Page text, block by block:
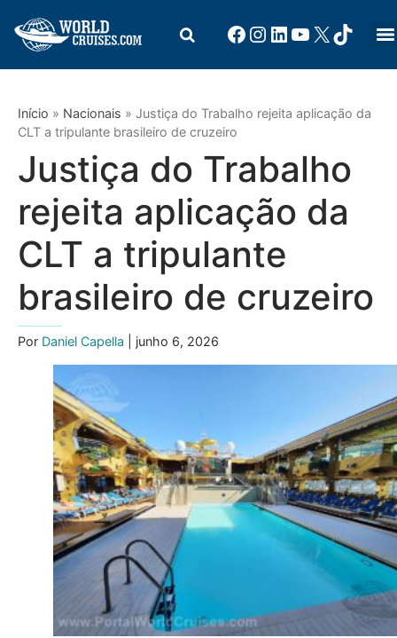
Início » Nacionais » Justiça do Trabalho rejeita aplicação da
CLT a tripulante brasileiro de cruzeiro
Justiça do Trabalho
rejeita aplicação da
CLT a tripulante
brasileiro de cruzeiro
Por Daniel Capella | junho 6, 2026